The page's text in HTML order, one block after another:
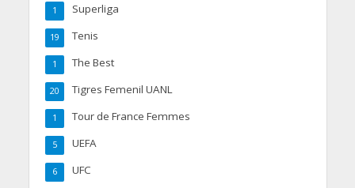
Superliga
1
Tenis
19
The Best
1
Tigres Femenil UANL
20
Tour de France Femmes
1
UEFA
5
UFC
6